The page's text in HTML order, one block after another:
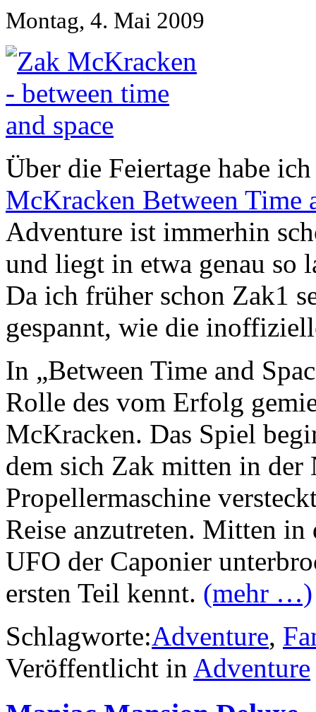
Montag, 4. Mai 2009
Über die Feiertage habe
McKracken Between Time
Adventure ist immerhin
und liegt in etwa genau so
Da ich früher schon Zak1
gespannt, wie die
In „Between Time and
Rolle des vom Erfolg
McKracken. Das Spiel
dem sich Zak mitten in der
Propellermaschine
Reise anzutreten. Mitten
UFO der Caponier
ersten Teil kennt. (mehr …)
Schlagworte:Adventure,
Veröffentlicht in Adventure